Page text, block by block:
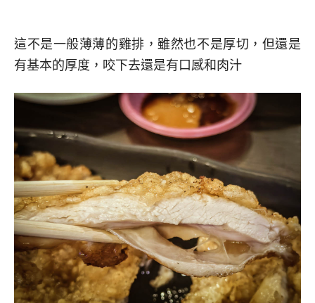
這不是一般薄薄的雞排，雖然也不是厚切，但還是
有基本的厚度，咬下去還是有口感和肉汁